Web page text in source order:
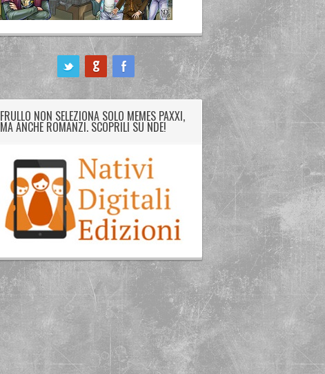
FRULLO NON SELEZIONA SOLO MEMES PAXXI,
MA ANCHE ROMANZI. SCOPRILI SU NDE!